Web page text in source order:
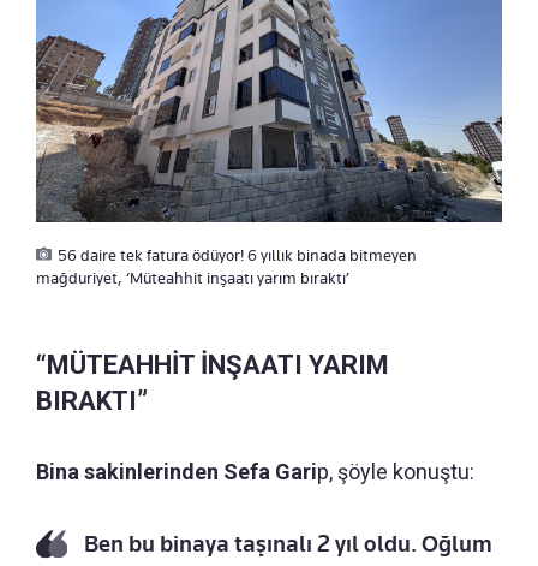
56 daire tek fatura ödüyor! 6 yıllık binada bitmeyen
mağduriyet, ‘Müteahhit inşaatı yarım bıraktı’
“MÜTEAHHİT İNŞAATI YARIM
BIRAKTI”
Bina sakinlerinden Sefa Garip, şöyle konuştu:
Ben bu binaya taşınalı 2 yıl oldu. Oğlum